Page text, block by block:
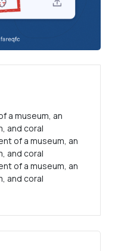
a museum, an
and coral
of a museum, an
and coral
of a museum, an
and coral